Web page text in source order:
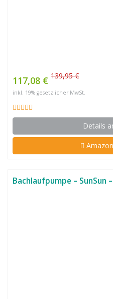
117,08 € 139,95 €
inkl. 19% gesetzlicher MwSt.
Details
Bachlaufpumpe – SunSun